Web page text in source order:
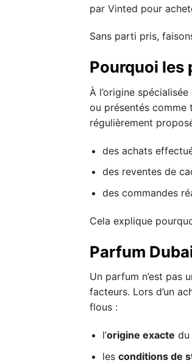
par Vinted pour
Sans parti pris,
Pourquoi les
À l’origine
ou présentés comme
régulièrement
des achats
des reventes de
des commandes
Cela explique
Parfum
Un parfum n’est pas
facteurs. Lors d’un
flous :
l’origine exacte du
les conditions de